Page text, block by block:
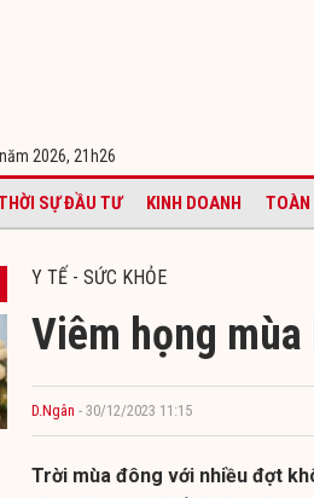
2026, 21h26
SỰ ĐẦU TƯ KINH DOANH TOÀN
Y TẾ - SỨC KHỎE
Viêm họng
D.Ngân - 30/12/2023 11:15
Trời mùa đông với nhiều đợt